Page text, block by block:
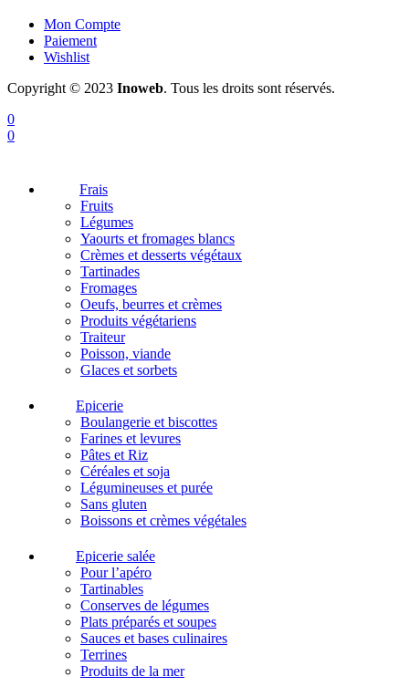
Mon Compte
Paiement
Wishlist
Copyright © 2023 Inoweb. Tous les droits sont réservés.
0
0
Frais
Fruits
Légumes
Yaourts et fromages blancs
Crèmes et desserts végétaux
Tartinades
Fromages
Oeufs, beurres et crèmes
Produits végétariens
Traiteur
Poisson, viande
Glaces et sorbets
Epicerie
Boulangerie et biscottes
Farines et levures
Pâtes et Riz
Céréales et soja
Légumineuses et purée
Sans gluten
Boissons et crèmes végétales
Epicerie salée
Pour l’apéro
Tartinables
Conserves de légumes
Plats préparés et soupes
Sauces et bases culinaires
Terrines
Produits de la mer